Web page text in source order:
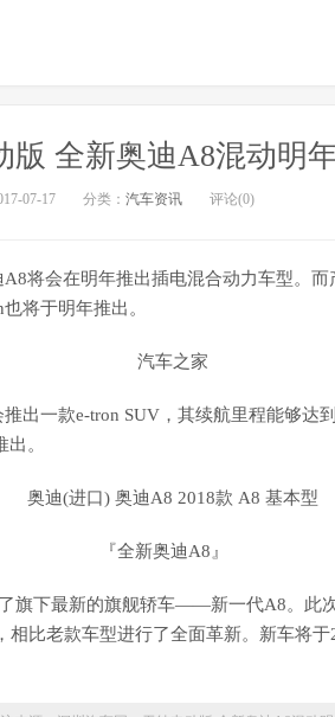
版 全新奥迪A8混动明
07-17 分类： 汽车资讯 评论(0)
将会在明年推出插电混合动力车型。
将于明年推出。
一款e-tron SUV，其续航里程能够达
。
『全新奥迪A8』
下最新的旗舰轿车——新一代A8。此
相比老款车型进行了全面革新。新车将